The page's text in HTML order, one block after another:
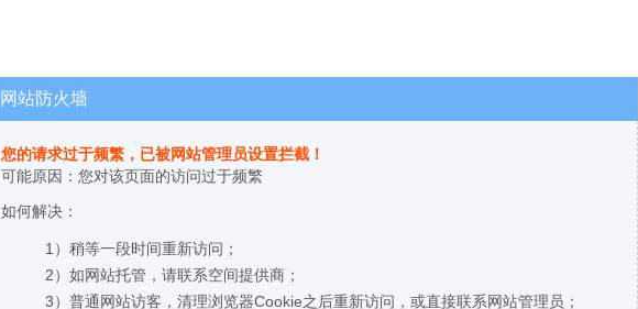
网站防火墙
您的请求过于频繁，已被网站管理员设置拦截！
可能原因：您对该页面的访问过于频繁
如何解决：
1）稍等一段时间重新访问；
2）如网站托管，请联系空间提供商；
3）普通网站访客，清理浏览器Cookie之后重新访问，或直接联系网站管理员；